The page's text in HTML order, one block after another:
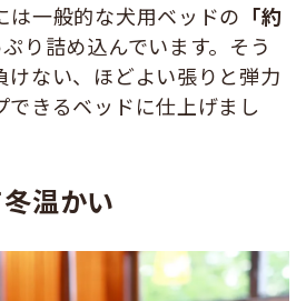
は一般的な犬用ベッドの 「約
り詰め込んでいます。そう
けない、ほどよい張りと弾力
できるベッドに仕上げまし
温かい